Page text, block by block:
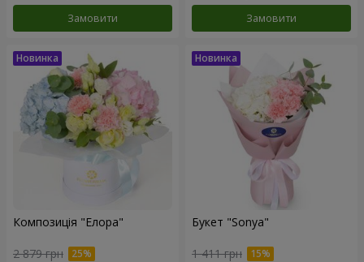
Замовити Замовити
Композиція "Елора"
2 879 грн
Букет "Sonya"
1 411 грн